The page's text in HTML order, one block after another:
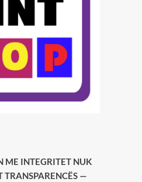
ME INTEGRITET NUK
TRANSPARENCËS —